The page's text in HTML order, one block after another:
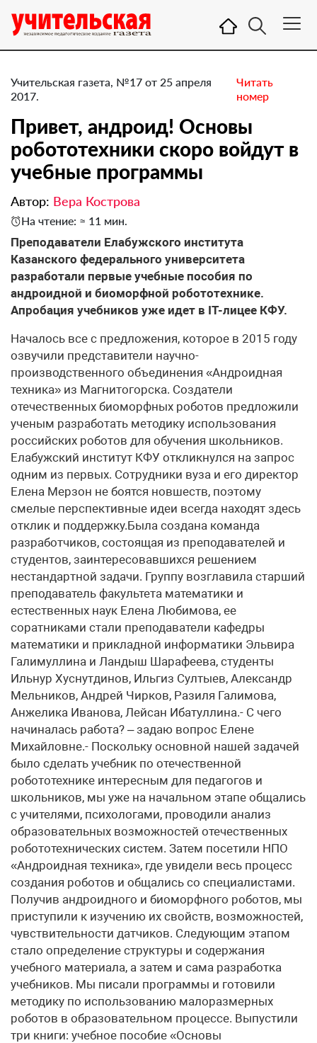
Учительская газета, №17 от 25 апреля
2017.
Читать
номер
Привет, андроид! Основы
робототехники скоро войдут в
учебные программы
Автор: Вера Кострова
На чтение: ≈ 11 мин.
Преподаватели Елабужского института
Казанского федерального университета
разработали первые учебные пособия по
андроидной и биоморфной робототехнике.
Апробация учебников уже идет в IT-лицее КФУ.
Началось все с предложения, которое в 2015 году
озвучили представители научно-
производственного объединения «Андроидная
техника» из Магнитогорска. Создатели
отечественных биоморфных роботов предложили
ученым разработать методику использования
российских роботов для обучения школьников.
Елабужский институт КФУ откликнулся на запрос
одним из первых. Сотрудники вуза и его директор
Елена Мерзон не боятся новшеств, поэтому
смелые перспективные идеи всегда находят здесь
отклик и поддержку.Была создана команда
разработчиков, состоящая из преподавателей и
студентов, заинтересовавшихся решением
нестандартной задачи. Группу возглавила старший
преподаватель факультета математики и
естественных наук Елена Любимова, ее
соратниками стали преподаватели кафедры
математики и прикладной информатики Эльвира
Галимуллина и Ландыш Шарафеева, студенты
Ильнур Хуснутдинов, Ильгиз Султыев, Александр
Мельников, Андрей Чирков, Разиля Галимова,
Анжелика Иванова, Лейсан Ибатуллина.- С чего
начиналась работа? – задаю вопрос Елене
Михайловне.- Поскольку основной нашей задачей
было сделать учебник по отечественной
робототехнике интересным для педагогов и
школьников, мы уже на начальном этапе общались
с учителями, психологами, проводили анализ
образовательных возможностей отечественных
робототехнических систем. Затем посетили НПО
«Андроидная техника», где увидели весь процесс
создания роботов и общались со специалистами.
Получив андроидного и биоморфного роботов, мы
приступили к изучению их свойств, возможностей,
чувствительности датчиков. Следующим этапом
стало определение структуры и содержания
учебного материала, а затем и сама разработка
учебников. Мы писали программы и готовили
методику по использованию малоразмерных
роботов в образовательном процессе. Выпустили
три книги: учебное пособие «Основы